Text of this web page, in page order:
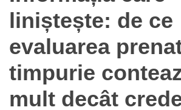
liniștește: de ce
evaluarea
timpurie
mult decât